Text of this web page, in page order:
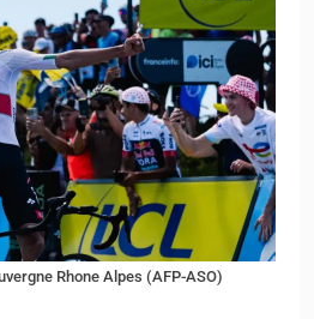
Rhone Alpes (AFP-ASO)